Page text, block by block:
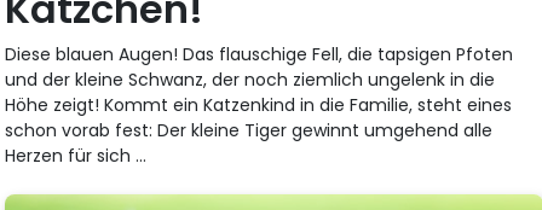
Diese blauen Augen! Das flauschige Fell, die tapsigen Pfoten
und der kleine Schwanz, der noch ziemlich ungelenk in die
Höhe zeigt! Kommt ein Katzenkind in die Familie, steht eines
schon vorab fest: Der kleine Tiger gewinnt umgehend alle
Herzen für sich ...